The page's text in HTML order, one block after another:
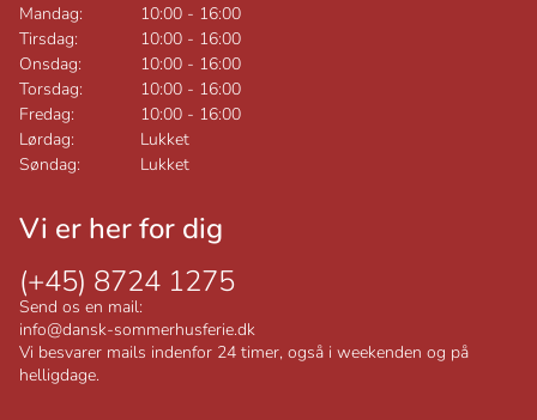
Mandag: 10:00 - 16:00
Tirsdag:
10:00 - 16:00
Onsdag:
10:00 - 16:00
Torsdag:
10:00 - 16:00
Fredag:
10:00 - 16:00
Lørdag:
Lukket
Søndag:
Lukket
Vi er her for dig
(+45) 8724 1275
Send os en mail:
info@dansk-sommerhusferie.dk
Vi besvarer mails indenfor 24 timer, også i weekenden og på
helligdage.